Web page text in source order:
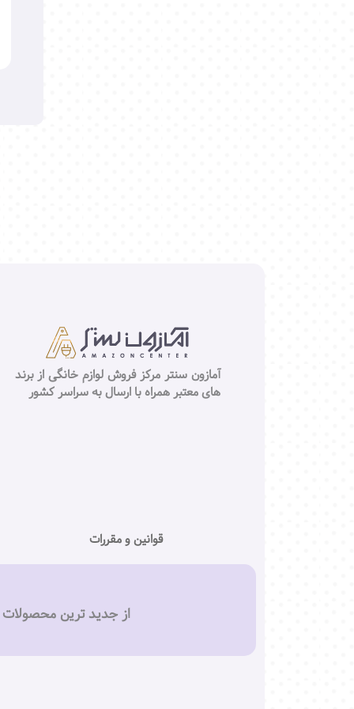
آمازون سنتر مرکز فروش لوازم خانگی از برند
های معتبر همراه با ارسال به سراسر کشور
قوانین و مقررات
از جدید ترین